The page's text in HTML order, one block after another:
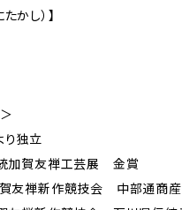
かし）】
独立
加賀友禅工芸展 金賞
友禅新作競技会 中部通商産